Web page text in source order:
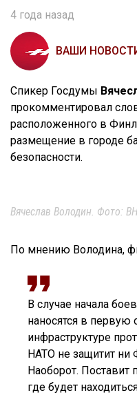
4 года назад
ВАШИ
Спикер Госдумы
прокомментировал
расположенного в
размещение в городе
безопасности.
Вячеслав Володин. Фото:
По мнению Володина,
В случае начала
наносятся в первую
инфраструктуре
НАТО не защитит
Наоборот. Поставит
где будет